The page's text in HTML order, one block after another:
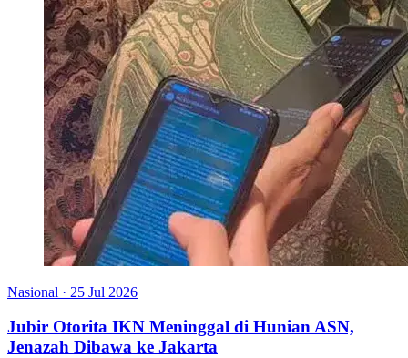
Nasional · 25 Jul 2026
Jubir Otorita IKN Meninggal di Hunian ASN,
Jenazah Dibawa ke Jakarta